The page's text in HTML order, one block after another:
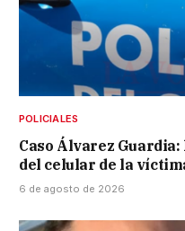
POLICIALES
Caso Álvarez
del celular de la
6 de agosto de 2026